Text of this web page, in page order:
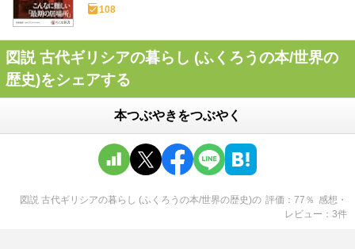
108
図説 古代ギリシアの暮らし (ふくろうの本/世界の
歴史)をシェアする
本つぶやきをつぶやく
図説 古代ギリシアの暮らし (ふくろうの本/世界の歴史)の 評価 77 ％ 感想・
レビュー
3件